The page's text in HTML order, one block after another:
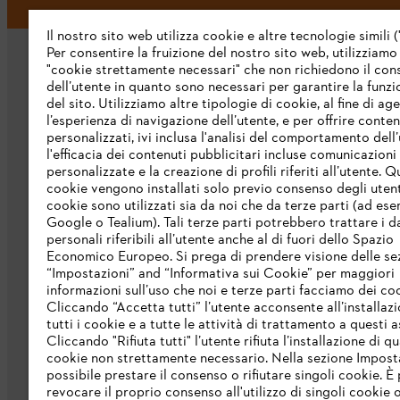
L’azienda
Chi siamo
Scarica il catalogo
STIHL Integrity Line
Termini e condizioni generali Privacy
Il nostro sito web utilizza cookie e altre tecnologie simili
Per consentire la fruizione del nostro sito web,
"cookie strettamente necessari" che non richiedono il
dell’utente in quanto sono necessari per garantire la
del sito. Utilizziamo altre tipologie di cookie, al fine di
l’esperienza di navigazione dell’utente, e per offrire
personalizzati, ivi inclusa l'analisi del comportamento
l'efficacia dei contenuti pubblicitari incluse comunicazioni
personalizzate e la creazione di profili riferiti all’utente.
cookie vengono installati solo previo consenso degli
cookie sono utilizzati sia da noi che da terze parti (ad
Google o Tealium). Tali terze parti potrebbero trattare i
personali riferibili all’utente anche al di fuori dello Spazio
Economico Europeo. Si prega di prendere visione delle
“Impostazioni” and “Informativa sui Cookie” per maggiori
informazioni sull’uso che noi e terze parti facciamo dei
Cliccando “Accetta tutti” l’utente acconsente
tutti i cookie e a tutte le attività di trattamento a questi
Cliccando "Rifiuta tutti" l’utente rifiuta l’installazione di
cookie non strettamente necessario. Nella sezione
possibile prestare il consenso o rifiutare singoli cookie. È
revocare il proprio consenso all'utilizzo di singoli cookie